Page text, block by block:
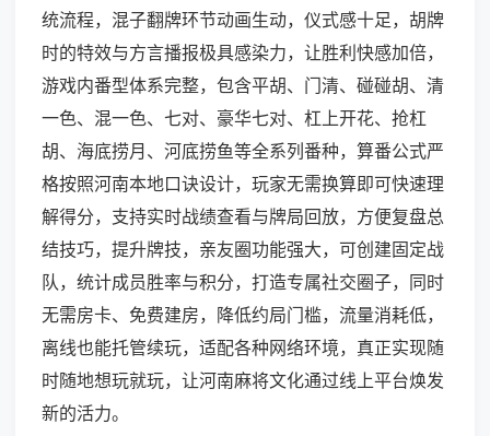
统流程，混子翻牌环节动画生动，仪式感十足，胡牌
时的特效与方言播报极具感染力，让胜利快感加倍，
游戏内番型体系完整，包含平胡、门清、碰碰胡、清
一色、混一色、七对、豪华七对、杠上开花、抢杠
胡、海底捞月、河底捞鱼等全系列番种，算番公式严
格按照河南本地口诀设计，玩家无需换算即可快速理
解得分，支持实时战绩查看与牌局回放，方便复盘总
结技巧，提升牌技，亲友圈功能强大，可创建固定战
队，统计成员胜率与积分，打造专属社交圈子，同时
无需房卡、免费建房，降低约局门槛，流量消耗低，
离线也能托管续玩，适配各种网络环境，真正实现随
时随地想玩就玩，让河南麻将文化通过线上平台焕发
新的活力。